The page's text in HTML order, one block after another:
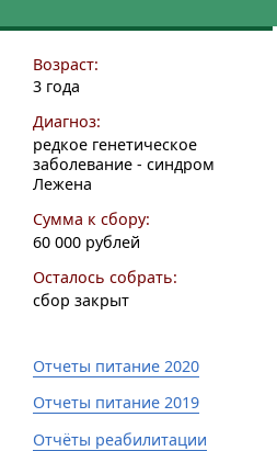
Возраст:
3 года
Диагноз:
редкое генетическое
заболевание - синдром
Лежена
Сумма к сбору:
60 000 рублей
Осталось собрать:
сбор закрыт
Отчеты питание 2020
Отчеты питание 2019
Отчёты реабилитации